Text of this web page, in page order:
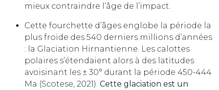
mieux contraindre l’âge de l’impact.
Cette fourchette d’âges englobe la période la
plus froide des 540 derniers millions d’années
: la Glaciation Hirnantienne. Les calottes
polaires s’étendaient alors à des latitudes
avoisinant les ± 30° durant la période 450-444
Ma (Scotese, 2021). Cette glaciation est un